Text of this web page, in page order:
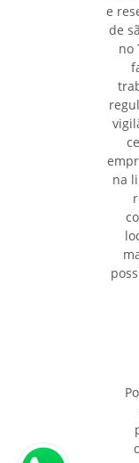
e
de
no
na